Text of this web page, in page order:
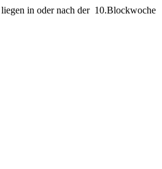
in oder nach der 10.Blockwoche